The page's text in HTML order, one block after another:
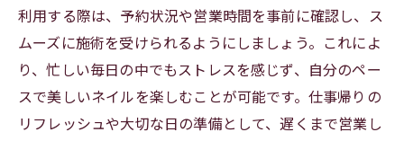
利用する際は、予約状況や営業時間を事前に確認し、ス
ムーズに施術を受けられるようにしましょう。これによ
り、忙しい毎日の中でもストレスを感じず、自分のペー
スで美しいネイルを楽しむことが可能です。仕事帰りの
リフレッシュや大切な日の準備として、遅くまで営業し